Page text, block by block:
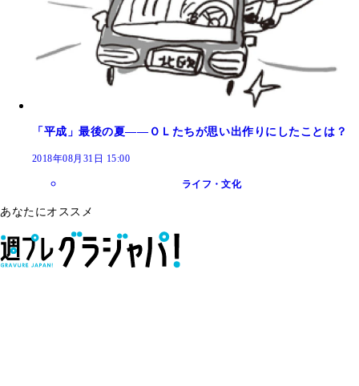
「平成」最後の夏――ＯＬたちが思い出作りにしたことは？
2018年08月31日 15:00
ライフ・文化
あなたにオススメ